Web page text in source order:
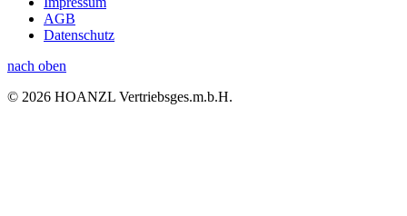
AGB
Datenschutz
nach oben
© 2026 HOANZL Vertriebsges.m.b.H.